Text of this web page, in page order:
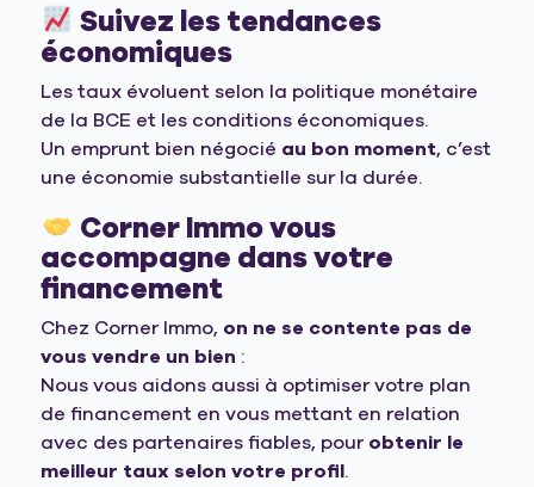
Suivez les tendances
économiques
Les taux évoluent selon la politique monétaire
de la BCE et les conditions économiques.
Un emprunt bien négocié au bon moment, c’est
une économie substantielle sur la durée.
Corner Immo vous
accompagne dans votre
financement
Chez Corner Immo, on ne se contente pas de
vous vendre un bien :
Nous vous aidons aussi à optimiser votre plan
de financement en vous mettant en relation
avec des partenaires fiables, pourobtenir le
meilleur taux selon votre profil.